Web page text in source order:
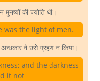
की ज्योति थी।
was the light of men.
ने उसे ग्रहण न किया।
and the darkness
it not.